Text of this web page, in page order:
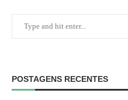
POSTAGENS RECENTES